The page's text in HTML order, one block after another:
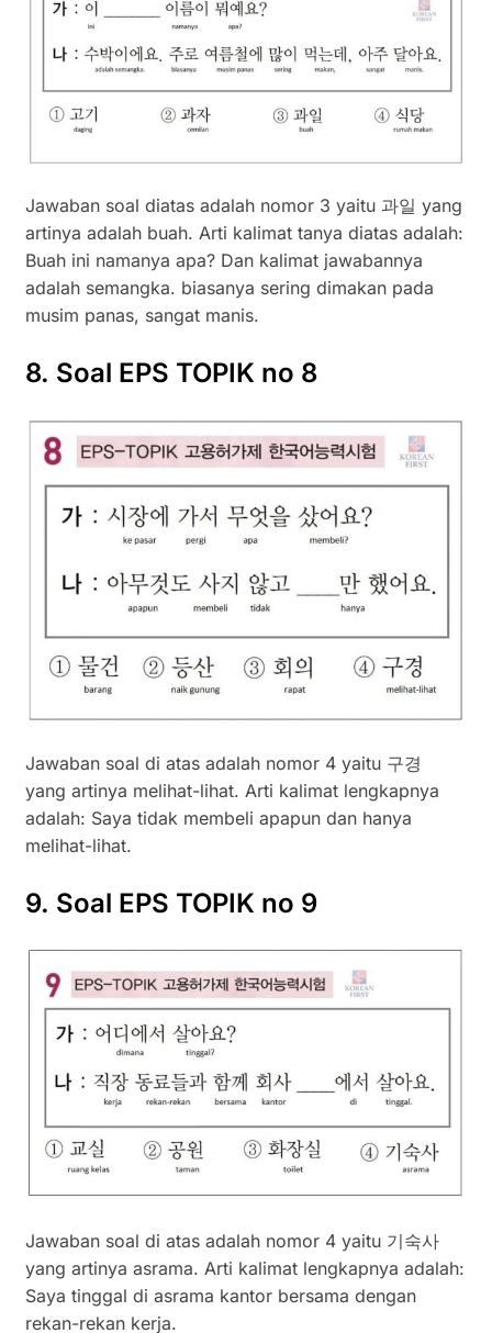
Jawaban soal diatas adalah nomor 3 yaitu 과일 yang
artinya adalah buah. Arti kalimat tanya diatas adalah:
Buah ini namanya apa? Dan kalimat jawabannya
adalah semangka. biasanya sering dimakan pada
musim panas, sangat manis.
8. Soal EPS TOPIK no 8
Jawaban soal di atas adalah nomor 4 yaitu 구경
yang artinya melihat-lihat. Arti kalimat lengkapnya
adalah: Saya tidak membeli apapun dan hanya
melihat-lihat.
9. Soal EPS TOPIK no 9
Jawaban soal di atas adalah nomor 4 yaitu 기숙사
yang artinya asrama. Arti kalimat lengkapnya adalah:
Saya tinggal di asrama kantor bersama dengan
rekan-rekan kerja.